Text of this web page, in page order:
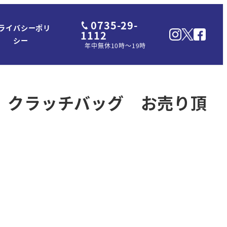
イバシーポリ
シー
0735-29-
1112
年中無休10時～19時
ラッチバッグ お売り頂